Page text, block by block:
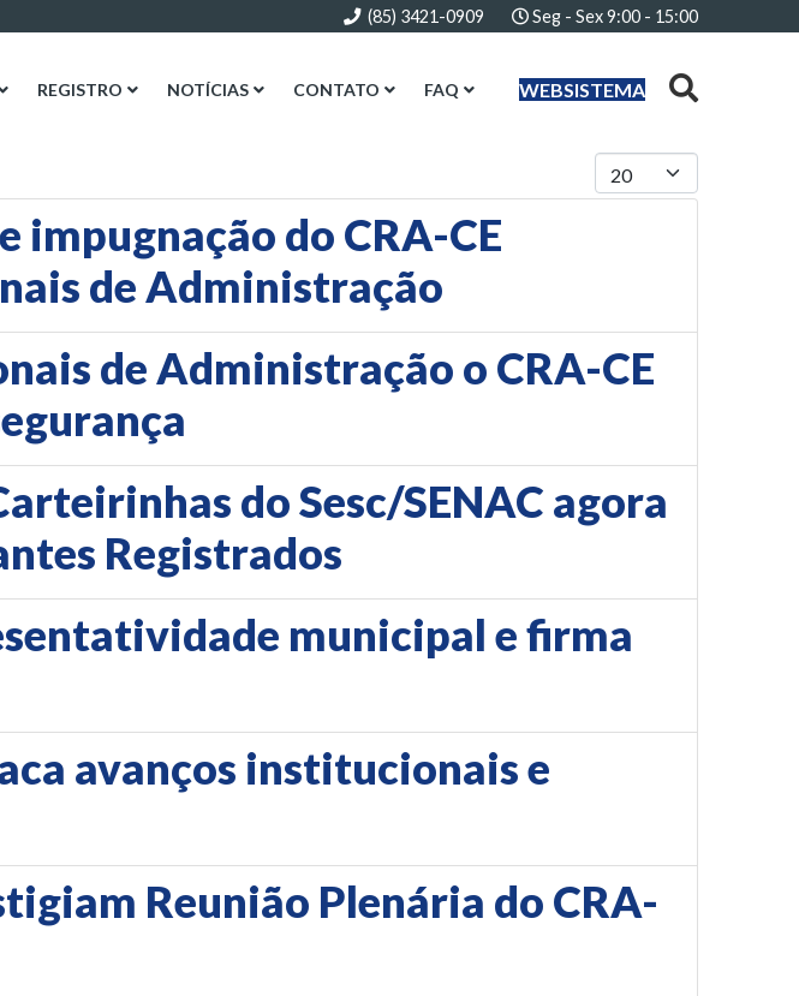
(85) 3421-0909 Seg - Sex 9:00 - 15:00
WEBSISTEMA
REGISTRO NOTÍCIAS CONTATO FAQ
Mostrar #
do CRA-CE
de Administração
de Administração o CRA-CE
do Sesc/SENAC agora
Registrados
municipal e firma
avanços institucionais e
Reunião Plenária do CRA-